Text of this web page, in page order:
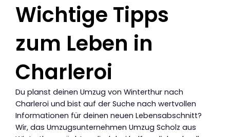
Wichtige Tipps
zum Leben in
Charleroi
Du planst deinen Umzug von Winterthur nach
Charleroi und bist auf der Suche nach wertvollen
Informationen für deinen neuen Lebensabschnitt?
Wir, das Umzugsunternehmen Umzug Scholz aus